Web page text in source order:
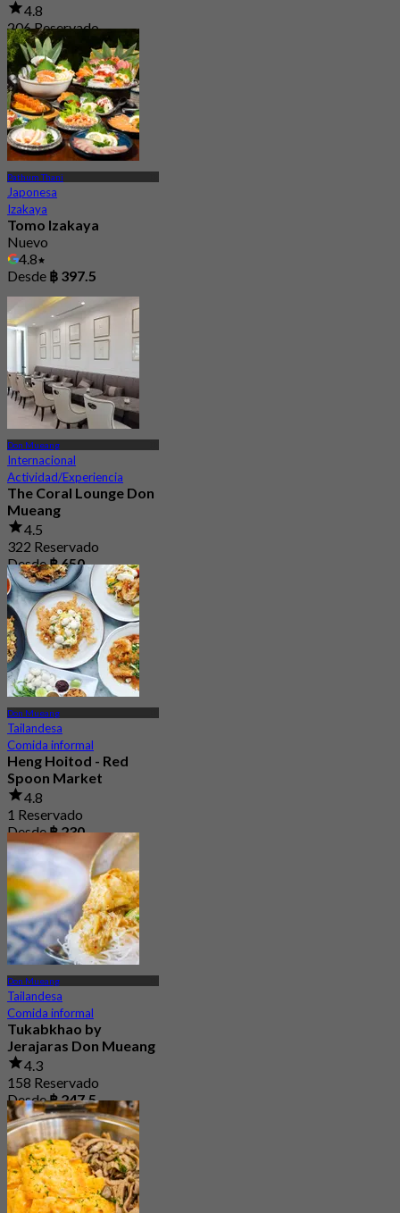
4.8
206 Reservado
Desde฿ 395
Pathum Thani
Japonesa
Izakaya
Tomo Izakaya
Nuevo
4.8
Desde ฿ 397.5
Don Mueang
Internacional
Actividad/Experiencia
The Coral Lounge Don
Mueang
4.5
322 Reservado
Desde฿ 650
Don Mueang
Tailandesa
Comida informal
Heng Hoitod - Red
Spoon Market
4.8
1 Reservado
Desde฿ 230
Don Mueang
Tailandesa
Comida informal
Tukabkhao by
Jerajaras Don Mueang
4.3
158 Reservado
Desde฿ 247.5